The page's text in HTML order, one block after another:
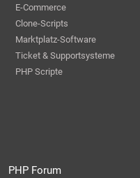
E-Commerce
Clone-Scripts
Marktplatz-Software
Ticket & Supportsysteme
PHP Scripte
PHP Forum